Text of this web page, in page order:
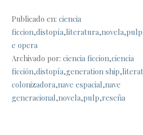
Publicado en:ciencia
ficcion,distopía,literatura,novela,pulp
e opera
Archivado por:ciencia ficcion,ciencia
ficción,distopía,generation ship,
colonizadora,nave espacial,nave
generacional,novela,pulp,reseña